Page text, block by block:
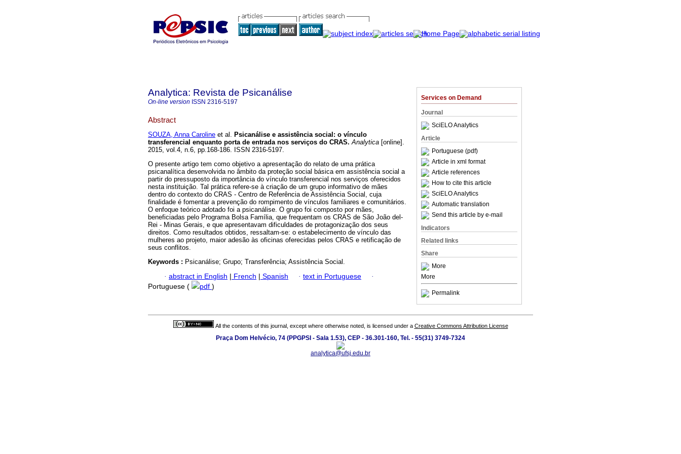
Services on Demand
Journal
SciELO Analytics
Article
Portuguese (pdf)
Article in xml format
Article references
How to cite this article
SciELO Analytics
Automatic translation
Send this article by e-mail
Indicators
Related links
Share
More
More
Permalink
Analytica: Revista de Psicanálise
On-line version ISSN 2316-5197
Abstract
SOUZA, Anna Caroline et al. Psicanálise e assistência social : o vínculo
transferencial enquanto porta de entrada nos serviços do CRAS. Analytica [online].
2015, vol.4, n.6, pp.168-186. ISSN 2316-5197.
O presente artigo tem como objetivo a apresentação do relato de uma prática
psicanalítica desenvolvida no âmbito da proteção social básica em assistência social a
partir do pressuposto da importância do vínculo transferencial nos serviços oferecidos
nesta instituição. Tal prática refere-se à criação de um grupo informativo de mães
dentro do contexto do CRAS - Centro de Referência de Assistência Social, cuja
finalidade é fomentar a prevenção do rompimento de vínculos familiares e comunitários.
O enfoque teórico adotado foi a psicanálise. O grupo foi composto por mães,
beneficiadas pelo Programa Bolsa Família, que frequentam os CRAS de São João del-
Rei - Minas Gerais, e que apresentavam dificuldades de protagonização dos seus
direitos. Como resultados obtidos, ressaltam-se: o estabelecimento de vínculo das
mulheres ao projeto, maior adesão às oficinas oferecidas pelos CRAS e retificação de
seus conflitos.
Keywords : Psicanálise; Grupo; Transferência; Assistência Social.
· abstract in English | French | Spanish · text in Portuguese
·
Portuguese (
pdf )
All the contents of this journal, except where otherwise noted, is licensed under a Creative Commons Attribution License
Praça Dom Helvécio, 74 (PPGPSI - Sala 1.53), CEP - 36.301-160, Tel. - 55(31) 3749-7324
analytica@ufsj.edu.br